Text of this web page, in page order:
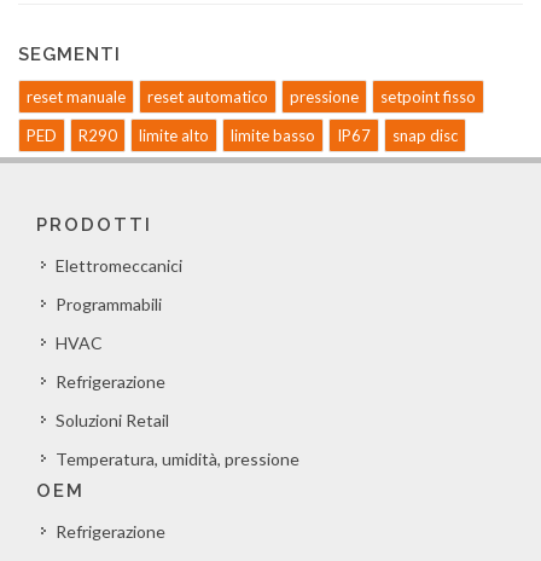
SEGMENTI
reset manuale reset automatico pressione
setpoint fisso
PED
R290 limite alto limite basso IP67 snap disc
PRODOTTI
Elettromeccanici
Programmabili
HVAC
Refrigerazione
Soluzioni Retail
Temperatura, umidità, pressione
OEM
Refrigerazione